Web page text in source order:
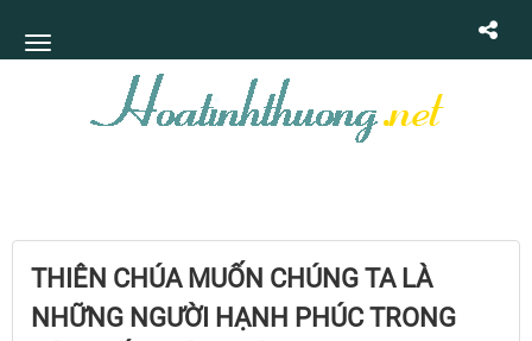
THIÊN CHÚA MUỐN CHÚNG TA LÀ
NHỮNG NGƯỜI HẠNH PHÚC TRONG